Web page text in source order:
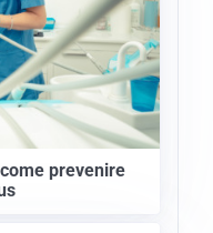
Don Bosco
prevenire